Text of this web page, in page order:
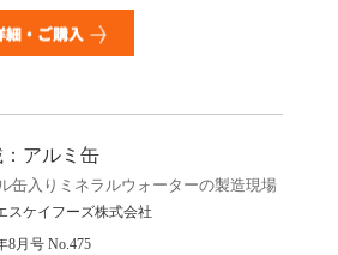
アルミ缶
缶入りミネラルウォーターの製造現場
スケイフーズ株式会社
8月号No.475